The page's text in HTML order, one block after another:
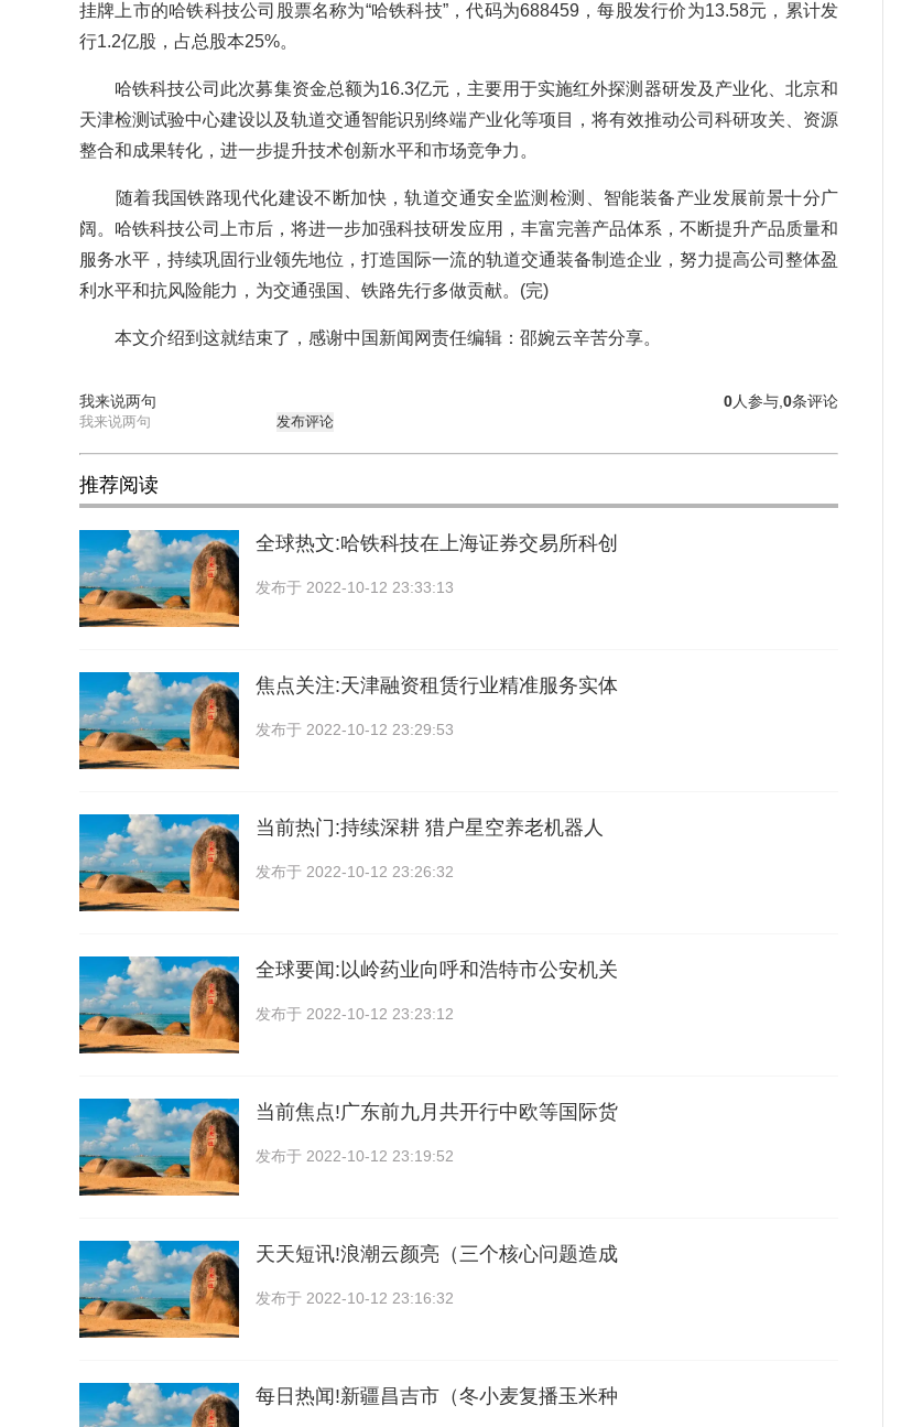
挂牌上市的哈铁科技公司股票名称为“哈铁科技”，代码为688459，每股发行价为13.58元，累计发
行1.2亿股，占总股本25%。
哈铁科技公司此次募集资金总额为16.3亿元，主要用于实施红外探测器研发及产业化、北京和
天津检测试验中心建设以及轨道交通智能识别终端产业化等项目，将有效推动公司科研攻关、资源
整合和成果转化，进一步提升技术创新水平和市场竞争力。
随着我国铁路现代化建设不断加快，轨道交通安全监测检测、智能装备产业发展前景十分广
阔。哈铁科技公司上市后，将进一步加强科技研发应用，丰富完善产品体系，不断提升产品质量和
服务水平，持续巩固行业领先地位，打造国际一流的轨道交通装备制造企业，努力提高公司整体盈
利水平和抗风险能力，为交通强国、铁路先行多做贡献。(完)
本文介绍到这就结束了，感谢中国新闻网责任编辑：邵婉云辛苦分享。
我来说两句 0条评论
0人参与,
发布评论
推荐阅读
全球热文:哈铁科技在上海证券交易所科创
发布于 2022-10-12 23:33:13
焦点关注:天津融资租赁行业精准服务实体
发布于 2022-10-12 23:29:53
当前热门:持续深耕 猎户星空养老机器人
发布于 2022-10-12 23:26:32
全球要闻:以岭药业向呼和浩特市公安机关
发布于 2022-10-12 23:23:12
当前焦点!广东前九月共开行中欧等国际货
发布于 2022-10-12 23:19:52
天天短讯!浪潮云颜亮（三个核心问题造成
发布于 2022-10-12 23:16:32
每日热闻!新疆昌吉市（冬小麦复播玉米种